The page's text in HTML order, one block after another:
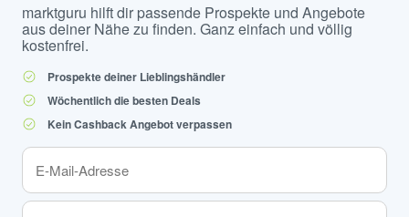
marktguru hilft dir passende Prospekte und Angebote
aus deiner Nähe zu finden. Ganz einfach und völlig
kostenfrei.
Prospekte deiner Lieblingshändler
Wöchentlich die besten Deals
Kein Cashback Angebot verpassen